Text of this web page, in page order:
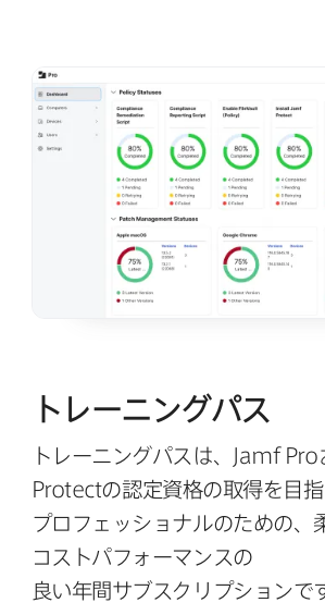
トレーニングパス
トレーニングパスは、 Jamf Pro
Protectの​認定資格の​取得を​目
プロフェッショナルの​ための、​
コストパフォーマンスの​
良い年間サブスクリプションで